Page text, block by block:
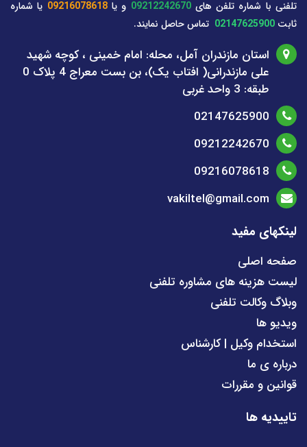
تلفنی با شماره تلفن های09212242670 و یا09216078618 یا شماره
ثابت 02147625900 تماس حاصل نمایند.
استان مازندران آمل، محله: امام خمینی ، کوچه شهید
علی مازندرانی( افتاب یک)، بن بست معراج 4 پلاک 0
طبقه: 3 واحد غربی
02147625900
09212242670
09216078618
vakiltel@gmail.com
لینکهای مفید
صفحه اصلی
لیست هزینه های مشاوره تلفنی
وبلاگ وکالت تلفنی
ویدیو ها
استخدام وکیل | کارشناس
درباره ی ما
قوانین و مقررات
تاییدیه ها